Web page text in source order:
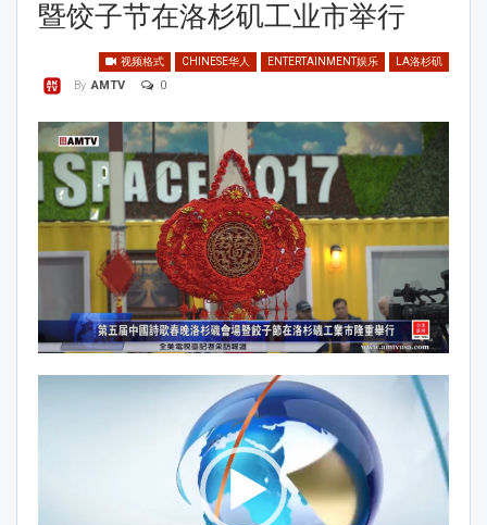
暨饺子节在洛杉矶工业市举行
视频格式 CHINESE华人 ENTERTAINMENT娱乐 LA洛杉矶
By AMTV 0